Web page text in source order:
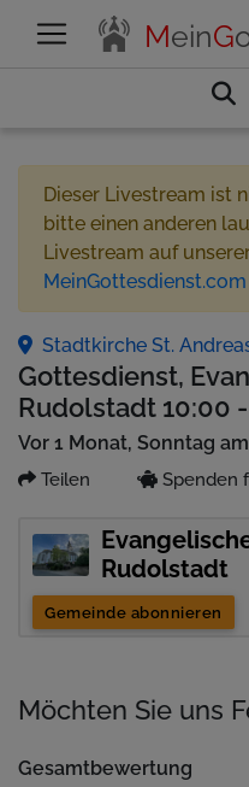
MeinG
Dieser Livestream ist
bitte einen anderen
Livestream auf
MeinGottesdienst.com
Stadtkirche St.
Gottesdienst,
Rudolstadt 10:00 -
Vor 1 Monat, Sonntag
Teilen Spenden
Rudolstadt
Gemeinde abonnieren
Möchten Sie uns
Gesamtbewertung